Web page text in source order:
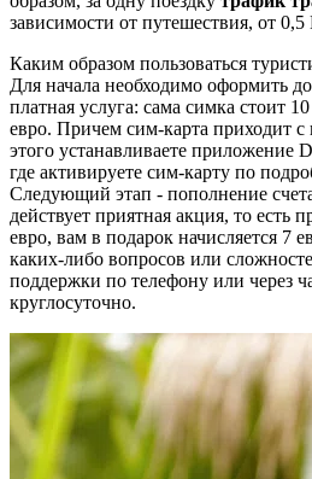
зависимости от путешествия, от 0,5
Каким образом пользоваться
Для начала необходимо оформить
платная услуга: сама симка стоит
евро. Причем сим-карта приходит
этого устанавливаете приложение
где активируете сим-карту по
Следующий этап - пополнение
действует приятная акция, то есть
евро, вам в подарок начисляется 7
каких-либо вопросов или
поддержки по телефону или через
круглосуточно.